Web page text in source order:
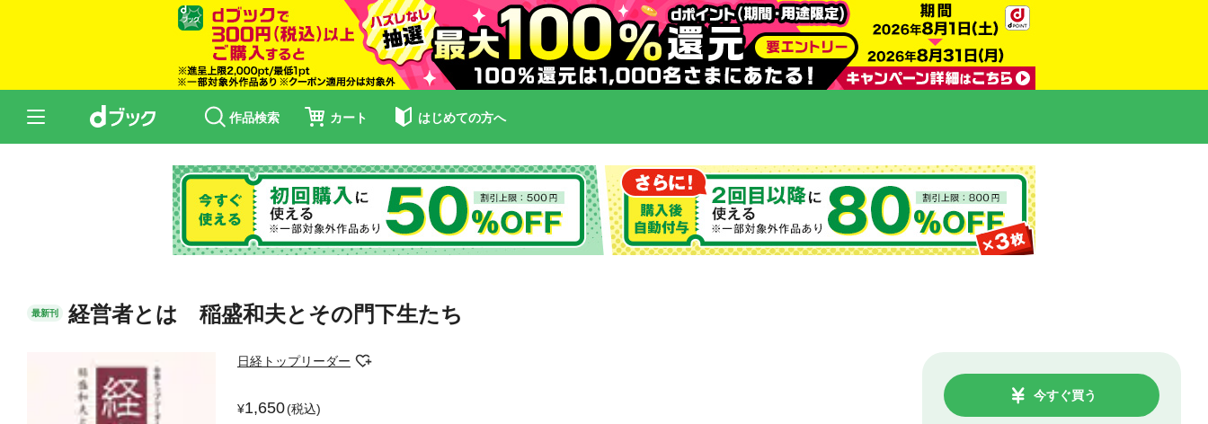
作品検索 カート はじめての方へ
最新刊 経営者とは 稲盛和夫とその門下生たち
日経トップリーダー
1,650(税込)
今すぐ買う